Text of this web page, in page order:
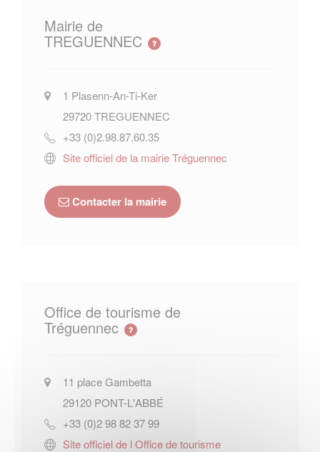
Mairie de
TREGUENNEC
1 Plasenn-An-Ti-Ker
29720TREGUENNEC
+33 (0)2.98.87.60.35
Site officiel de la mairie Tréguennec
Contacter la mairie
Office de tourisme de
Tréguennec
11 place Gambetta
29120 PONT-L'ABBÉ
+33 (0)2 98 82 37 99
Site officiel de l Office de tourisme